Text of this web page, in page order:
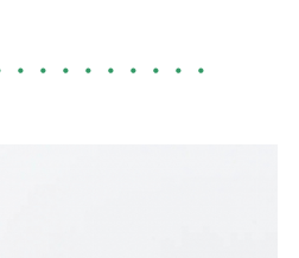
・・・・・・・・・